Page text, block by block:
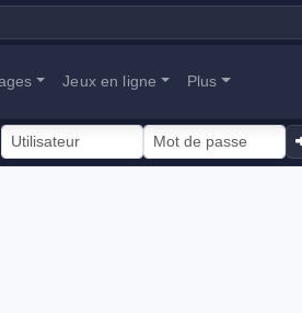
Jeux en ligne Plus